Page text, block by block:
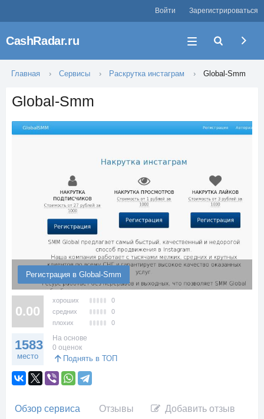
Войти Зарегистрироваться
CashRadar.ru
Главная Сервисы Раскрутка инстаграм Global-Smm
Global-Smm
Регистрация в Global-Smm
0.00
хороших
0
средних
0
плохих
0
1583
место
На основе
0 оценок
Поднять в ТОП
Обзор сервиса Отзывы Добавить отзыв